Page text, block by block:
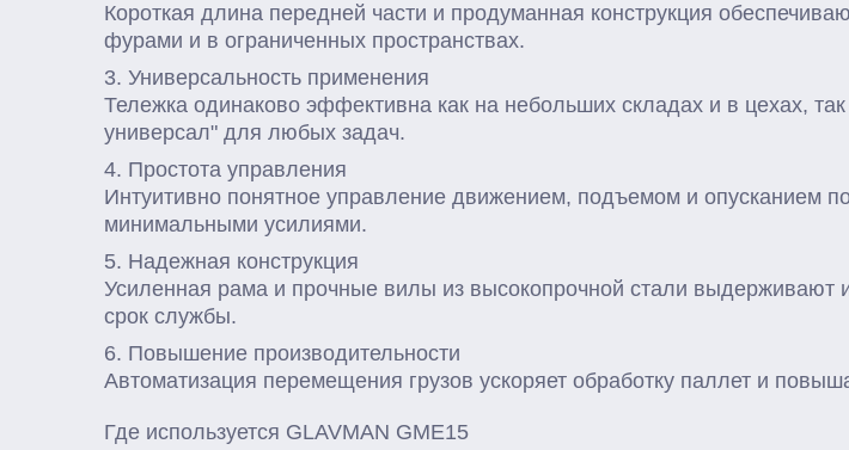
Короткая длина передней части и продуманная конструкция
фурами и в ограниченных пространствах.
Универсальность применения
Тележка одинаково эффективна как на небольших складах и в цехах,
универсал" для любых задач.
Простота управления
Интуитивно понятное управление движением, подъемом и опусканием
минимальными усилиями.
Надежная конструкция
Усиленная рама и прочные вилы из высокопрочной стали выдерживают
срок службы.
Повышение производительности
Автоматизация перемещения грузов ускоряет обработку паллет и
Где используется GLAVMAN GME15